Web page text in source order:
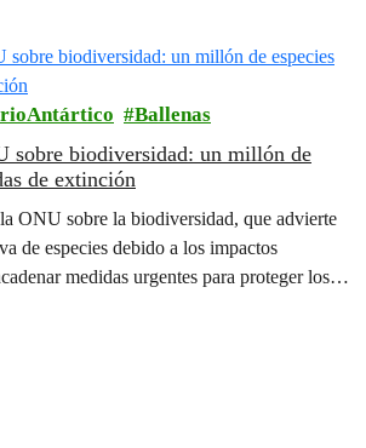
Ballenas
sobre biodiversidad: un millón de
de extinción
ONU sobre la biodiversidad, que advierte
de especies debido a los impactos
medidas urgentes para proteger los